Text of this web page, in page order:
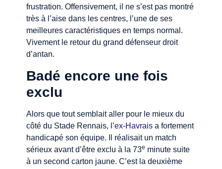
frustration. Offensivement, il ne s’est pas montré
très à l’aise dans les centres, l’une de ses
meilleures caractéristiques en temps normal.
Vivement le retour du grand défenseur droit
d’antan.
Badé encore une fois
exclu
Alors que tout semblait aller pour le mieux du
côté du Stade Rennais, l’ex-Havraisa fortement
handicapé son équipe. Il réalisait un match
sérieux avant d’être exclu à la 73e minute suite
à un second carton jaune. C’est la deuxième